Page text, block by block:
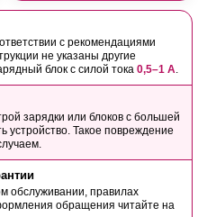
с рекомендациями
не указаны другие
блок с силой тока 0,5–1 А.
зарядки или блоков с большей
устройство. Такое повреждение
обслуживании, правилах
обращения читайте на